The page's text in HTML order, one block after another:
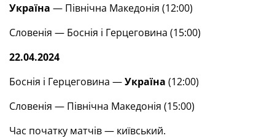
Україна — Північна Македонія (12:00)
Словенія — Боснія і Герцеговина (15:00)
22.04.2024
Боснія і Герцеговина —Україна (12:00)
Словенія — Північна Македонія (15:00)
Час початку матчів — київський.